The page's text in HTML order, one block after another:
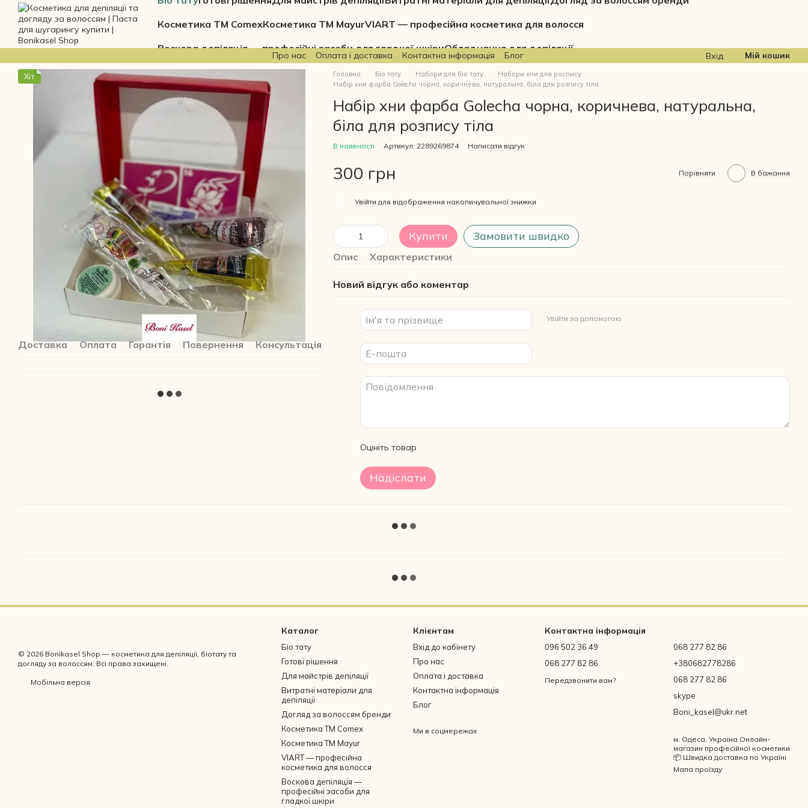
Перейти до основного контенту
Косметика ТМ ComexКосметика ТМ MayurVIART — професійна косметика для волосся
Воскова депіляція — професійні засоби для гладкої шкіриОбладнання для депіляції
Про нас Оплата і доставка Контактна інформація Блог Вхід Мій кошик
Хіт
Доставка Оплата Гарантія Повернення Консультація
Головна Біо тату Набори для біо тату
Набори хни для роспису
Набір хни фарба Golecha чорна, коричнева, натуральна, біла для розпису тіла
Набір хни фарба Golecha чорна, коричнева, натуральна,
біла для розпису тіла
В наявності Артикул: 2289269874 Написати відгук
300 грн Порівняти В бажання
Увійти для відображення накопичувальної знижки
Купити Замовити швидко
Опис Характеристики
Новий відгук або коментар
Увійти за допомогою
Оцініть товар
Надіслати
© 2026 Bonikasel Shop — косметика для депіляції, біотату та
догляду за волоссям. Всі права захищені.
Мобільна версія
Каталог
Біо тату
Готові рішення
Для майстрів депіляції
Витратні матеріали для
депіляції
Догляд за волоссям бренди
Косметика ТМ Comex
Косметика ТМ Mayur
VIART — професійна
косметика для волосся
Воскова депіляція —
професійні засоби для
гладкої шкіри
Клієнтам
Вхід до кабінету
Про нас
Оплата і доставка
Контактна інформація
Блог
Ми в соцмережах
Контактна інформація
096 502 36 49
068 277 82 86
Передзвонити вам?
068 277 82 86
+380682778286
068 277 82 86
skype
Boni_kasel@ukr.net
м. Одеса, Україна Онлайн-
магазин професійної косметики
📦 Швидка доставка по Україні
Мапа проїзду